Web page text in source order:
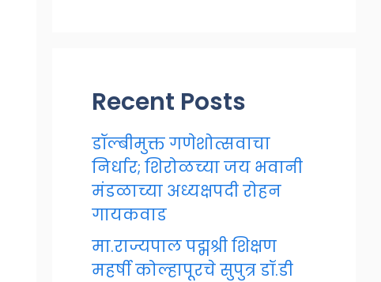
Recent Posts
डॉल्बीमुक्त गणेशोत्सवाचा
निर्धार; शिरोळच्या जय भवानी
मंडळाच्या अध्यक्षपदी रोहन
गायकवाड
मा.राज्यपाल पद्मश्री शिक्षण
महर्षी कोल्हापूरचे सुपुत्र डॉ.डी